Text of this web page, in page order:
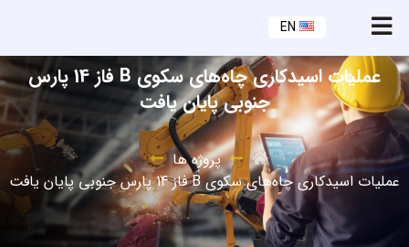
EN
عملیات اسیدکاری چاه‌های سکوی B فاز 14 پارس
جنوبی پایان یافت
پروژه ها
عملیات اسیدکاری چاه‌های سکوی B فاز 14 پارس جنوبی پایان یافت